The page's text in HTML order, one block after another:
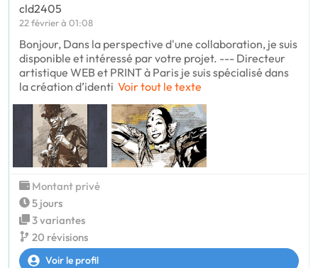
cld2405
22 février à 01:08
Bonjour, Dans la perspective d'une collaboration, je suis
disponible et intéressé par votre projet. --- Directeur
artistique WEB et PRINT à Paris je suis spécialisé dans
la création d’identi Voir tout le texte
Montant privé
5 jours
3 variantes
20 révisions
Voir le profil